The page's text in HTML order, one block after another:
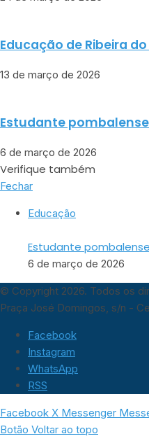
Educação de Ribeira
13 de março de 2026
Estudante
6 de março de 2026
Verifique também
Fechar
Educação
Estudante
6 de março de 2026
© Copyright 2026. Todos os
Praça José Domingos, s/n -
Facebook
Instagram
WhatsApp
RSS
Facebook X Messenger
Botão Voltar ao topo